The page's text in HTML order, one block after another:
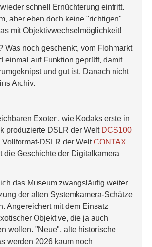
schnell Ernüchterung eintritt.
aber eben doch keine "richtigen"
mit Objektivwechselmöglichkeit!
Was noch geschenkt, vom Flohmarkt
einmal auf Funktion geprüft, damit
und gut ist. Danach nicht
Archiv.
Exoten, wie Kodaks erste in
produzierte DSLR der Welt DCS100
Vollformat-DSLR der WeltCONTAX
die Geschichte der Digitalkamera
das Museum zwangsläufig weiter
der alten Systemkamera-Schätze
Angereichert mit dem Einsatz
Objektive, die ja auch
wollen. "Neue", alte historische
werden 2026 kaum noch